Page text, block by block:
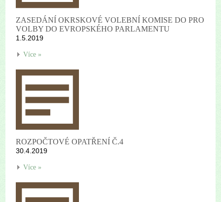
ZASEDÁNÍ OKRSKOVÉ VOLEBNÍ KOMISE DO PRO
VOLBY DO EVROPSKÉHO PARLAMENTU
1.5.2019
Více »
ROZPOČTOVÉ OPATŘENÍ Č.4
30.4.2019
Více »